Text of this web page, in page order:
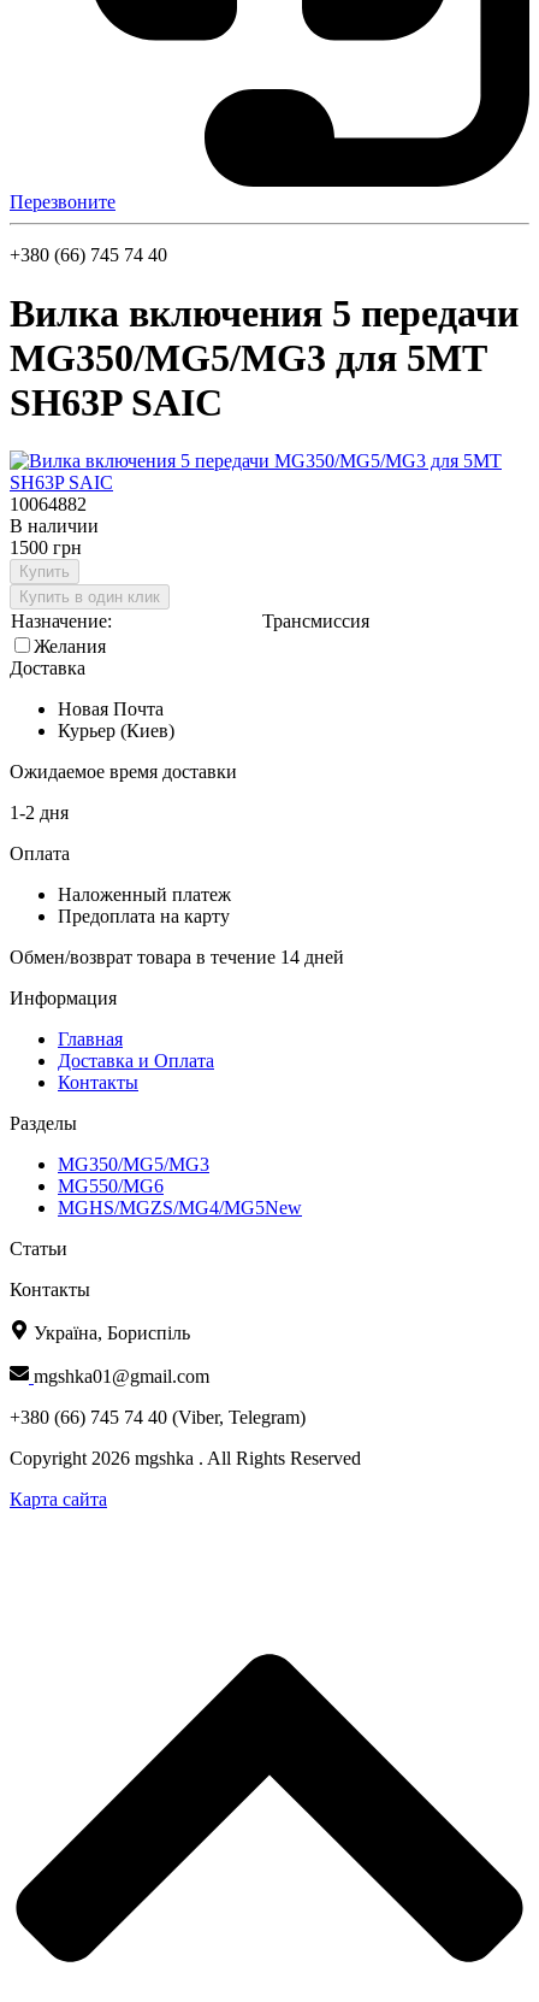
Перезвоните
+380 (66) 745 74 40
Вилка включения 5 передачи
MG350/MG5/MG3 для 5MT
SH63P SAIC
10064882
В наличии
1500 грн
Купить
Купить в один клик
Назначение:
Трансмиссия
Желания
Доставка
Новая Почта
Курьер (Киев)
Ожидаемое время доставки
1-2 дня
Оплата
Наложенный платеж
Предоплата на карту
Обмен/возврат товара в течение 14 дней
Информация
Главная
Доставка и Оплата
Контакты
Разделы
MG350/MG5/MG3
MG550/MG6
MGHS/MGZS/MG4/MG5New
Статьи
Контакты
Україна, Бориспіль
mgshka01@gmail.com
+380 (66) 745 74 40 (Viber, Telegram)
Copyright 2026 mgshka . All Rights Reserved
Карта сайта